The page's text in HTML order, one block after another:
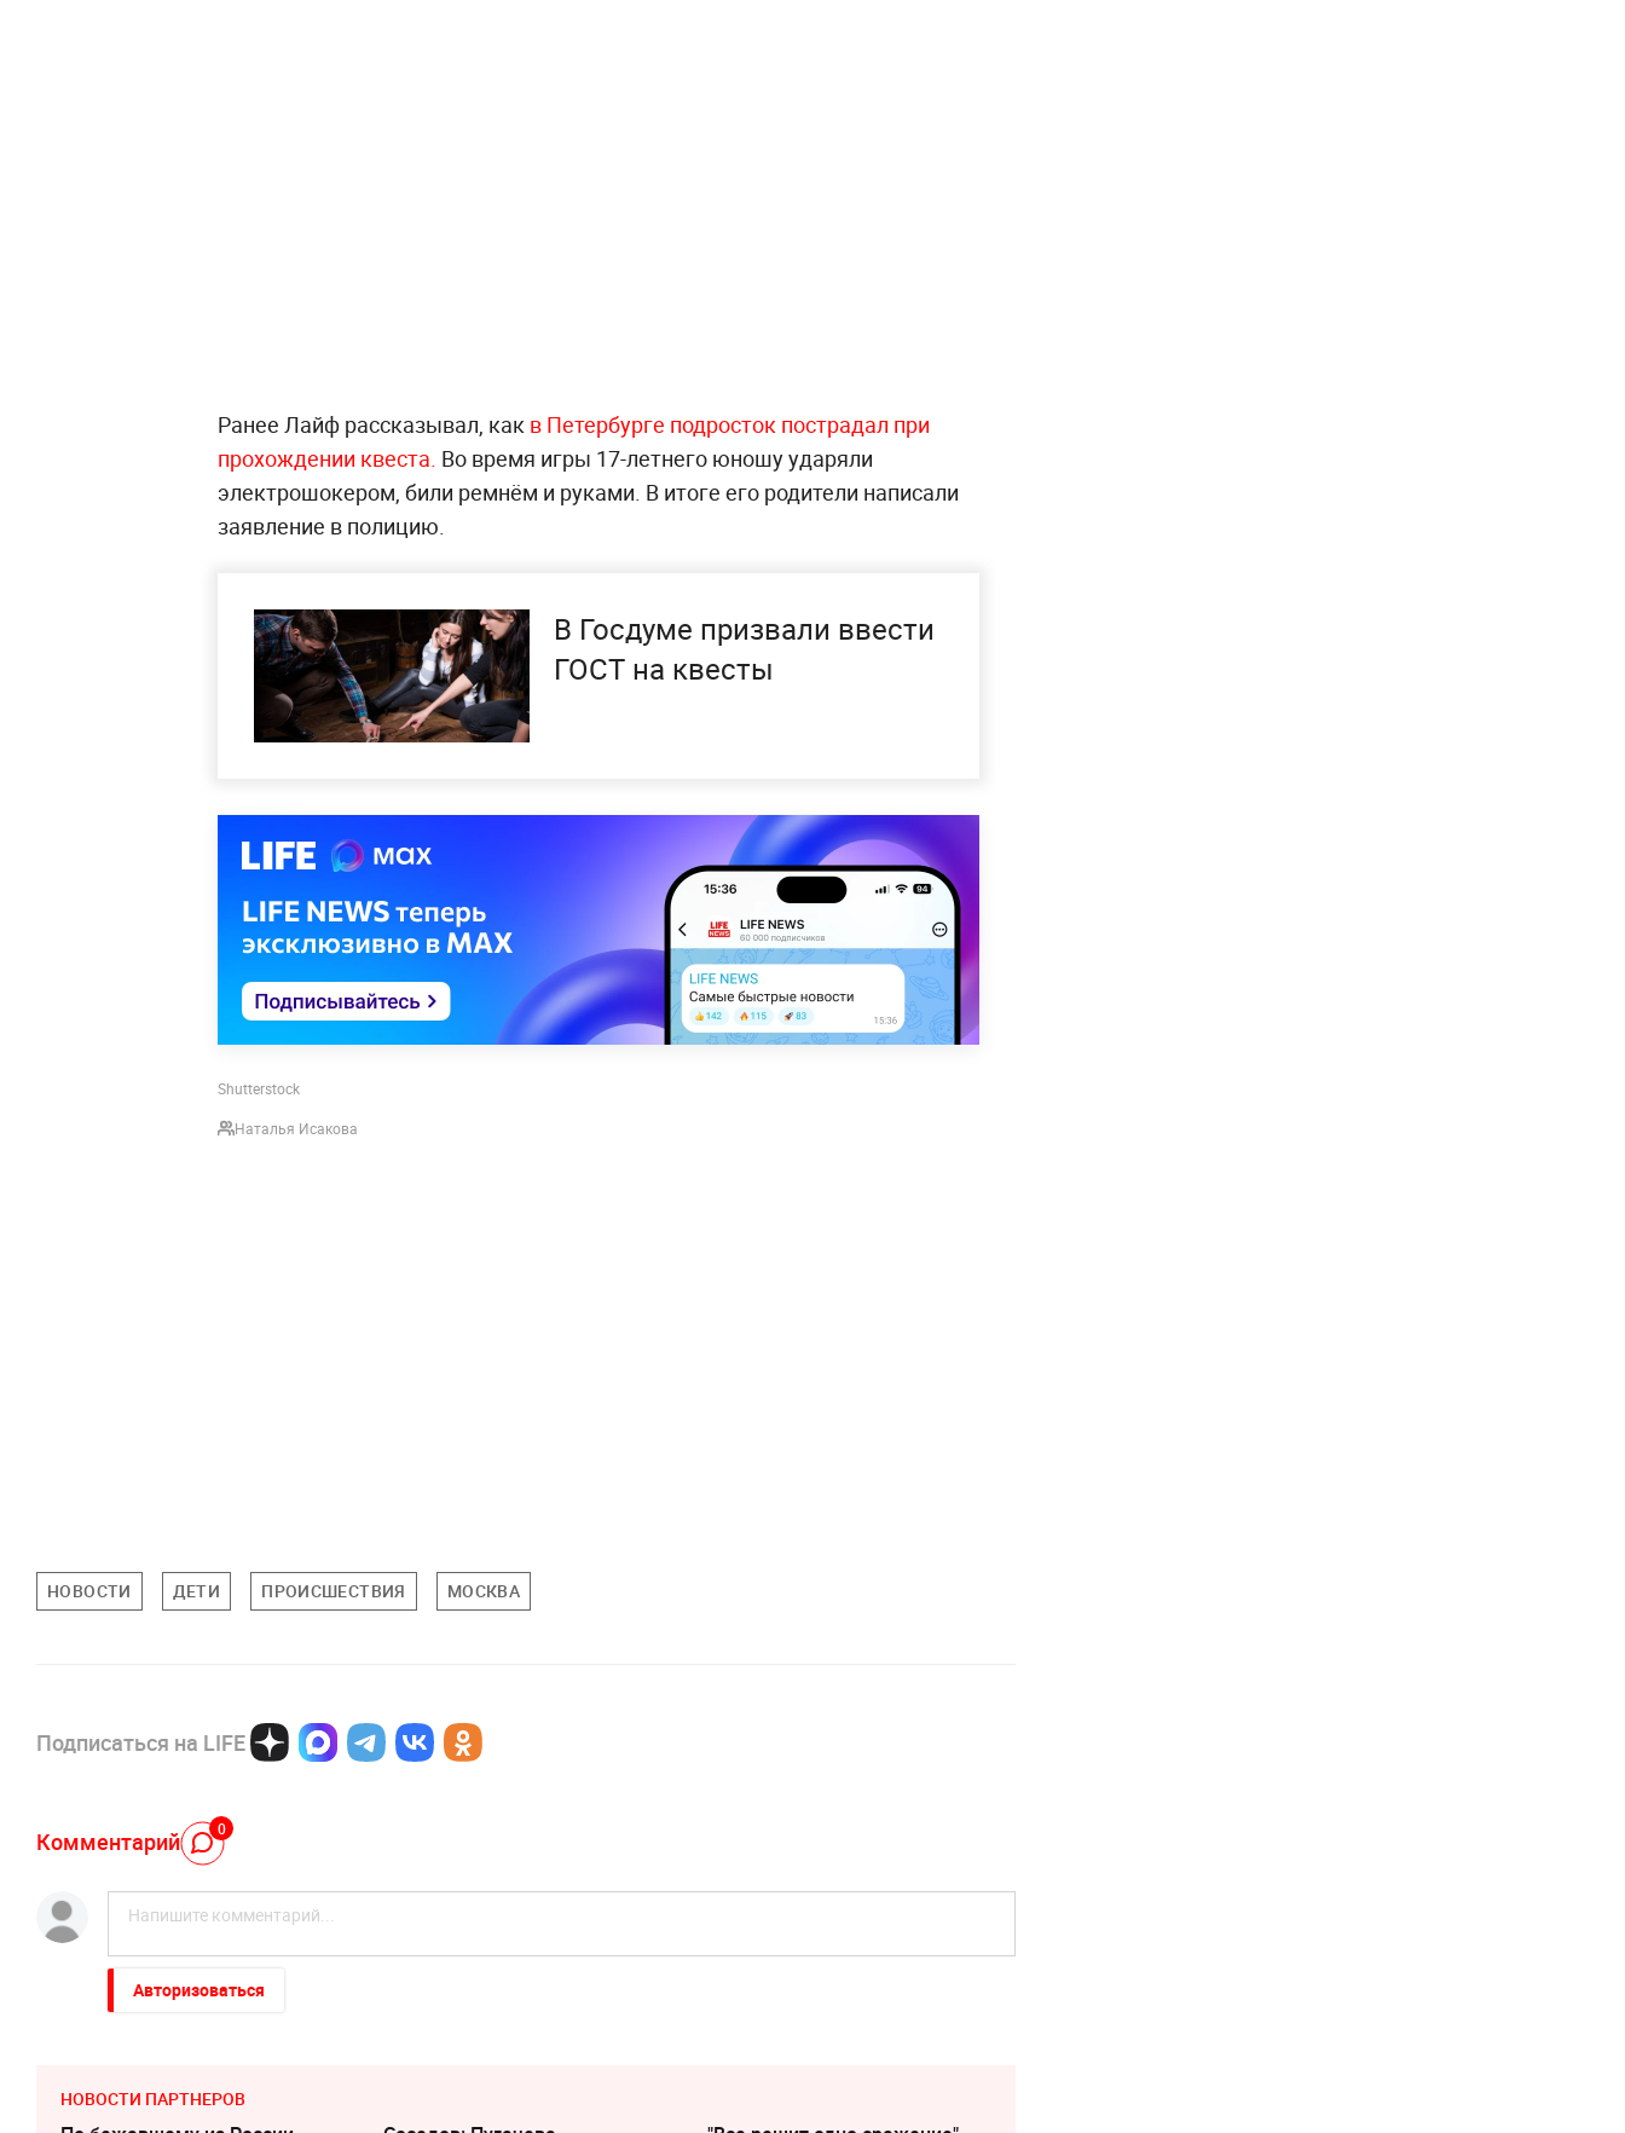
Ранее Лайф рассказывал, как в Петербурге подросток пострадал при
прохождении квеста. Во время игры 17-летнего юношу ударяли
электрошокером, били ремнём и руками. В итоге его родители написали
заявление в полицию.
В Госдуме призвали ввести
ГОСТ на квесты
Shutterstock
Наталья Исакова
НОВОСТИ ДЕТИ ПРОИСШЕСТВИЯ МОСКВА
Подписаться на LIFE
Комментарий 0
Авторизоваться
НОВОСТИ ПАРТНЕРОВ